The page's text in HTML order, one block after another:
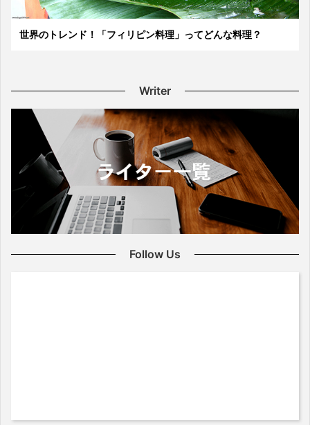
世界のトレンド！「フィリピン料理」ってどんな料理？
Writer
Follow Us